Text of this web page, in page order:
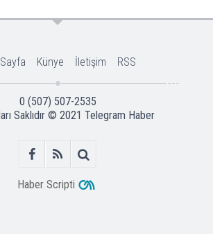
Künye İletişim RSS
0 (507) 507-2535
Saklıdır © 2021 Telegram Haber
Haber Scripti